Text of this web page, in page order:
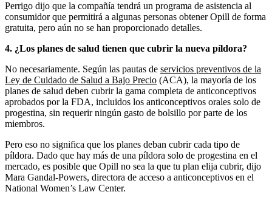
Perrigo dijo que la compañía tendrá un programa de asistencia al
consumidor que permitirá a algunas personas obtener Opill de forma
gratuita, pero aún no se han proporcionado detalles.
4. ¿Los planes de salud tienen que cubrir la nueva píldora?
No necesariamente. Según las pautas de servicios preventivos de la
Ley de Cuidado de Salud a Bajo Precio (ACA), la mayoría de los
planes de salud deben cubrir la gama completa de anticonceptivos
aprobados por la FDA, incluidos los anticonceptivos orales solo de
progestina, sin requerir ningún gasto de bolsillo por parte de los
miembros.
Pero eso no significa que los planes deban cubrir cada tipo de
píldora. Dado que hay más de una píldora solo de progestina en el
mercado, es posible que Opill no sea la que tu plan elija cubrir, dijo
Mara Gandal-Powers, directora de acceso a anticonceptivos en el
National Women’s Law Center.